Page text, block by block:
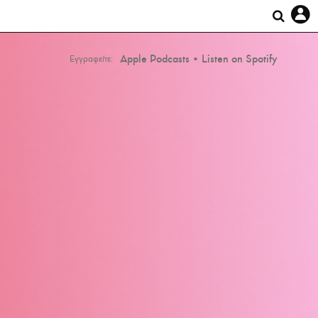
Εγγραφείτε: Apple Podcasts Listen on Spotify